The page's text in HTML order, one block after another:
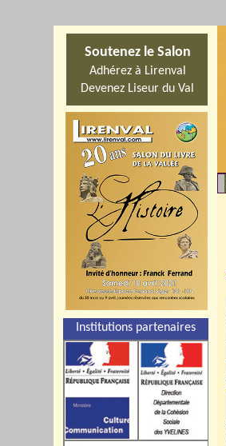
Soutenez le Salon
Adhérez à Lirenval
Devenez Liseur du Val
Institutions partenaires